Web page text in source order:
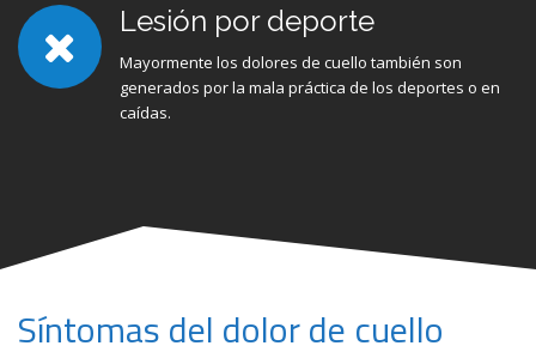
Lesión por deporte
Mayormente los dolores de cuello también son
generados por la mala práctica de los deportes o en
caídas.
Síntomas del dolor de cuello